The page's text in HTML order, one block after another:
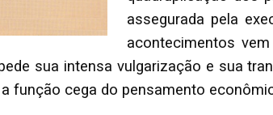
assegurada pela
acontecimentos
sua intensa vulgarização e sua
função cega do pensamento